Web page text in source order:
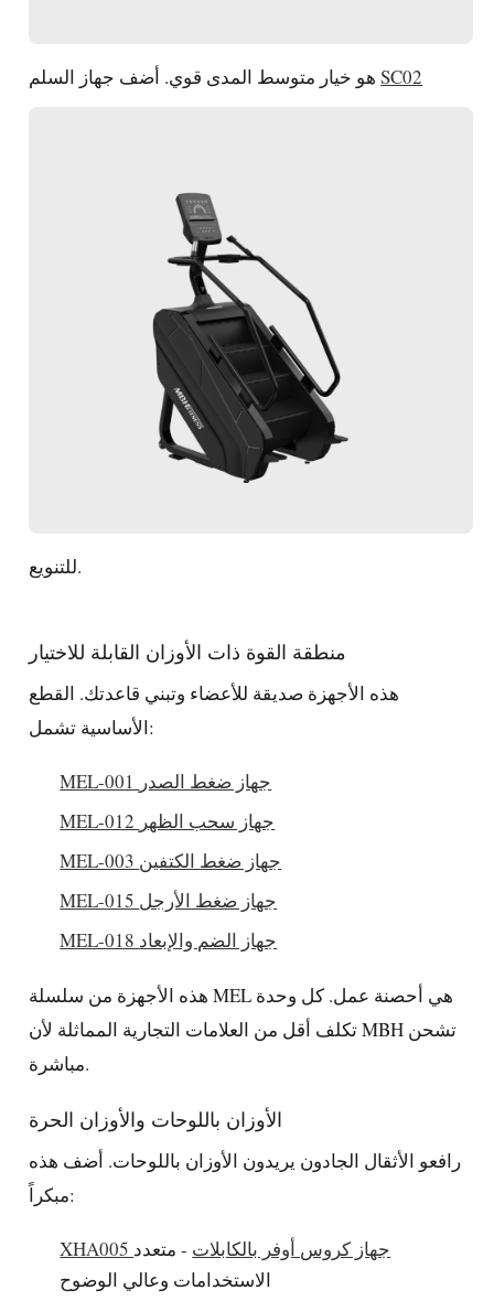
هو خيار متوسط المدى قوي. أضف جهاز السلمSC02
للتنويع.
منطقة القوة ذات الأوزان القابلة للاختيار
هذه الأجهزة صديقة للأعضاء وتبني قاعدتك. القطع
الأساسية تشمل:
MEL-001 جهاز ضغط الصدر
MEL-012 جهاز سحب الظهر
MEL-003 جهاز ضغط الكتفين
MEL-015 جهاز ضغط الأرجل
MEL-018 جهاز الضم والإبعاد
هذه الأجهزة من سلسلة MEL هي أحصنة عمل. كل وحدة
تكلف أقل من العلامات التجارية المماثلة لأن MBH تشحن
مباشرة.
الأوزان باللوحات والأوزان الحرة
رافعو الأثقال الجادون يريدون الأوزان باللوحات. أضف هذه
مبكراً:
XHA005 جهاز كروس أوفر بالكابلات - متعدد
الاستخدامات وعالي الوضوح